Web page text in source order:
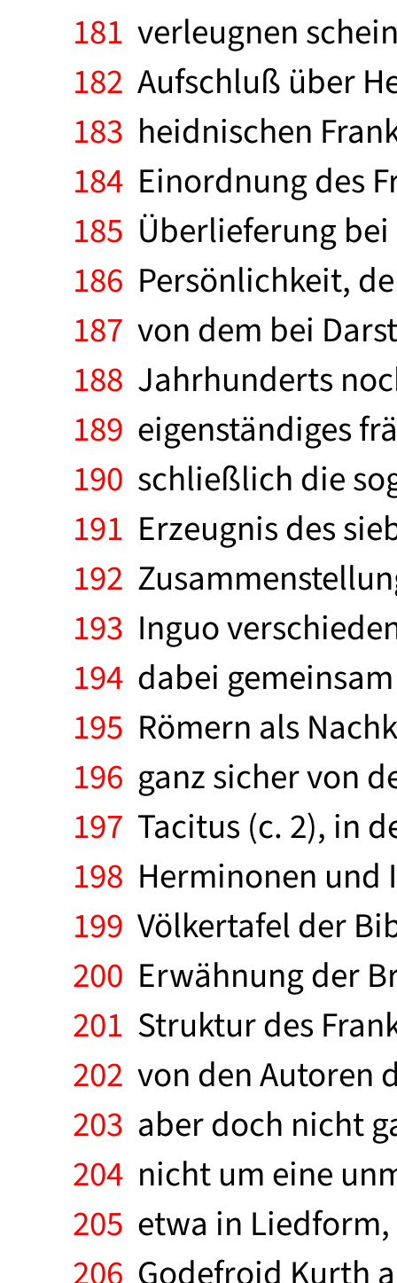
181 verleugnen
182 Aufschluß über
183 heidnischen
184 Einordnung des
185 Überlieferung
186 Persönlichkeit,
187 von dem bei
188 Jahrhunderts
189 eigenständiges
190 schließlich die
191 Erzeugnis des
192
193 Inguo
194 dabei
195 Römern als
196 ganz sicher von
197 Tacitus (c. 2), in
198 Herminonen und
199 Völkertafel der
200 Erwähnung der
201 Struktur des
202 von den Autoren
203 aber doch nicht
204 nicht um eine
205 etwa in